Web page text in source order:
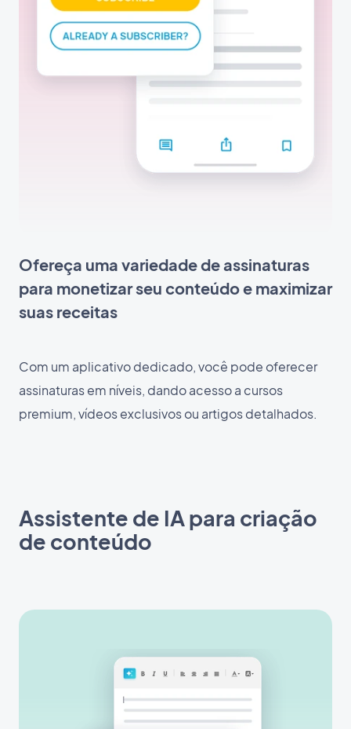
Ofereça uma variedade de assinaturas
para monetizar seu conteúdo e maximizar
suas receitas
Com um aplicativo dedicado, você pode oferecer
assinaturas em níveis, dando acesso a cursos
premium, vídeos exclusivos ou artigos detalhados.
Assistente de IA para criação
de conteúdo